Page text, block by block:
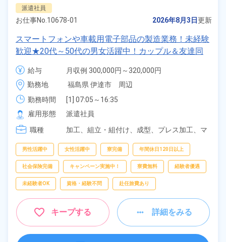
派遣社員
お仕事No. 10678-01 2026年8月3日更新
スマートフォンや車載用電子部品の製造業務！未経験
歓迎★20代～50代の男女活躍中！カップル＆友達同
士の応募OK！寮費実質無料＆備品付きワンルーム寮
完備！日払い制度あり！社員食堂利用OK！《福島県
伊達市》
給与
月収例 300,000円～320,000円
時給 1,350円～1,350円
勤務地
福島県 伊達市　周辺
勤務時間
[1] 07:05～16:35
[2] 18:50～04:20
[3] 08:20～17:05
雇用形態
派遣社員
職種
加工、 組立・組付け、 成型、 プレス加工、 マ
洗浄
男性活躍中 女性活躍中 寮完備 年間休日120日以上
社会保険完備 キャンペーン実施中！ 寮費無料 経験者優遇
未経験者OK 資格・経験不問 赴任旅費あり
キープする 詳細をみる